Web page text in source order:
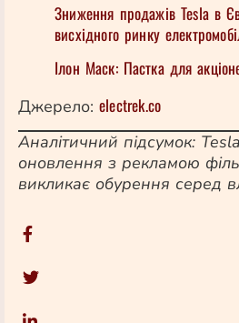
Зниження продажів Tesla в
висхідного ринку
Ілон Маск: Пастка для
Джерело: electrek.co
Аналітичний підсумок:
оновлення з рекламою
викликає обурення серед